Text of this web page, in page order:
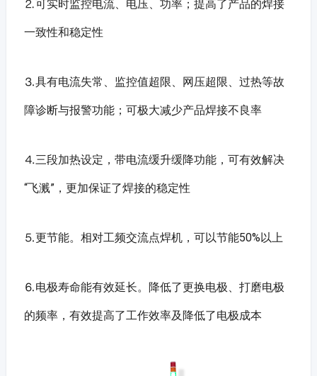
⒉可实时监控电流、电压、功率；提高了产品的焊接
一致性和稳定性
⒊具有电流失常、监控值超限、网压超限、过热等故
障诊断与报警功能；可极大减少产品焊接不良率
⒋三段加热设定，带电流缓升缓降功能，可有效解决
“飞溅”，更加保证了焊接的稳定性
⒌更节能。相对工频交流点焊机，可以节能50%以上
⒍电极寿命能有效延长。降低了更换电极、打磨电极
的频率，有效提高了工作效率及降低了电极成本